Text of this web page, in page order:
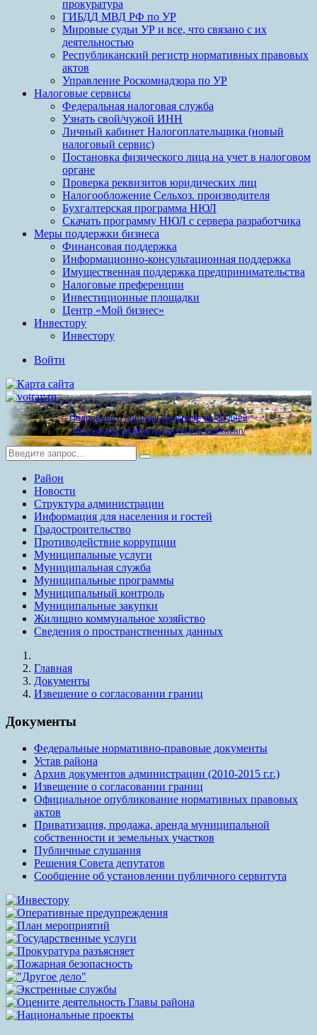
прокуратура
ГИБДД МВД РФ по УР
Мировые судьи УР и все, что связано с их
деятельностью
Республиканский регистр нормативных правовых
актов
Управление Роскомнадзора по УР
Налоговые сервисы
Федеральная налоговая служба
Узнать свой/чужой ИНН
Личный кабинет Налогоплательщика (новый
налоговый сервис)
Постановка физического лица на учет в налоговом
органе
Проверка реквизитов юридических лиц
Налогообложение Сельхоз. производителя
Бухгалтерская программа НЮЛ
Скачать программу НЮЛ с сервера разработчика
Меры поддержки бизнеса
Финансовая поддержка
Информационно-консультационная поддержка
Имущественная поддержка предпринимательства
Налоговые преференции
Инвестиционные площадки
Центр «Мой бизнес»
Инвестору
Инвестору
Войти
Подробнее о погоде в Воткинске на 30 дней
https://world-weather.ru/pogoda/russia/kazan/
Район
Новости
Структура администрации
Информация для населения и гостей
Градостроительство
Противодействие коррупции
Муниципальные услуги
Муниципальная служба
Муниципальные программы
Муниципальный контроль
Муниципальные закупки
Жилищно коммунальное хозяйство
Сведения о пространственных данных
Главная
Документы
Извещение о согласовании границ
Документы
Федеральные нормативно-правовые документы
Устав района
Архив документов администрации (2010-2015 г.г.)
Извещение о согласовании границ
Официальное опубликование нормативных правовых
актов
Приватизация, продажа, аренда муниципальной
собственности и земельных участков
Публичные слушания
Решения Совета депутатов
Сообщение об установлении публичного сервитута